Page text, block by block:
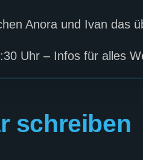
Anora und Ivan das
Uhr – Infos für alles
schreiben